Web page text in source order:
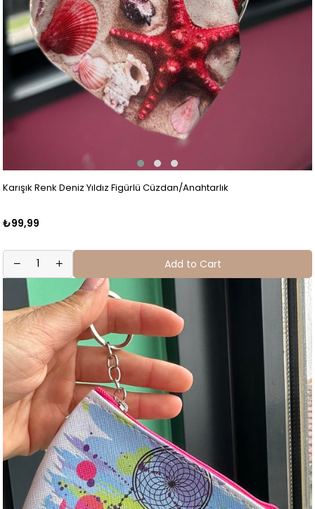
Karışık Renk Deniz Yıldız Figürlü Cüzdan/Anahtarlık
₺99,99
Add to Cart